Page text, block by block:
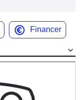
Financer